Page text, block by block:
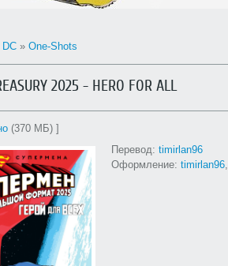
DC » One-Shots
2025 - HERO FOR ALL
(370 МБ) ]
Перевод: timirlan96
Оформление: timirlan96,